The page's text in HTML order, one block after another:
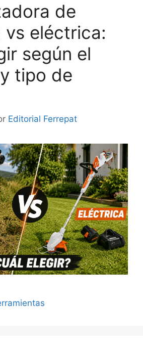
de
vs eléctrica:
según el
tipo de
Editorial Ferrepat